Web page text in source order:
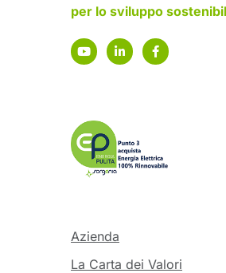
per lo sviluppo
Azienda
La Carta dei Valori